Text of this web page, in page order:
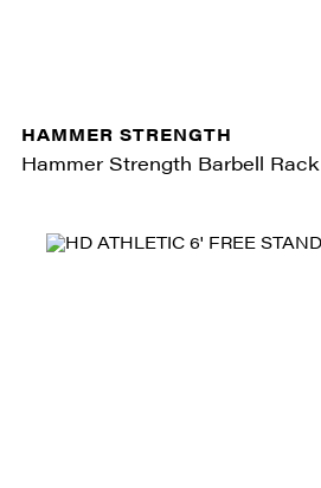
HAMMER STRENGTH
Hammer Strength Barbell Rack